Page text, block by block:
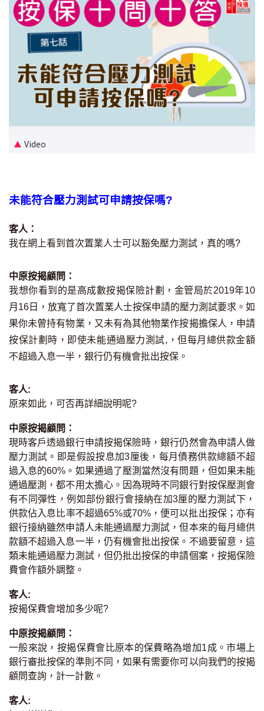
按揭工具
按揭計算
轉按計算
置業預算
印花稅計算
免費物業估價
按揭全面睇
新聞/研究
公司動態
統計數據庫
按揭快趣智識
按揭智庫
樓按專欄
按揭百科
實時銀行資訊
免費裝修轉介服務
裝修設計專欄
火險、家居、寵物保險
保險資訊專欄
Video
未能符合壓力測試可申請按保嗎?
客人：
我在網上看到首次置業人士可以豁免壓力測試，真的嗎?
中原按揭顧問：
我想你看到的是高成數按揭保險計劃，金管局於2019年10
月16日，放寬了首次置業人士按保申請的壓力測試要求。如
果你未曾持有物業，又未有為其他物業作按揭擔保人，申請
按保計劃時，即使未能通過壓力測試,，但每月總供款金額
不超過入息一半，銀行仍有機會批出按保。
客人:
原來如此，可否再詳細說明呢?
中原按揭顧問：
現時客戶透過銀行申請按揭保險時，銀行仍然會為申請人做
壓力測試。即是假設按息加3厘後，每月債務供款總額不超
過入息的60%。如果通過了壓測當然沒有問題，但如果未能
通過壓測，都不用太擔心。因為現時不同銀行對按保壓測會
有不同彈性，例如部份銀行會接納在加3厘的壓力測試下，
供款佔入息比率不超過65%或70%，便可以批出按保；亦有
銀行接納雖然申請人未能通過壓力測試，但本來的每月總供
款額不超過入息一半，仍有機會批出按保。不過要留意，這
類未能通過壓力測試，但仍批出按保的申請個案，按揭保險
費會作額外調整。
客人:
按揭保費會增加多少呢?
中原按揭顧問：
一般來說，按揭保費會比原本的保費略為增加1成。市場上
銀行審批按保的準則不同，如果有需要你可以向我們的按揭
顧問查詢，計一計數。
客人: